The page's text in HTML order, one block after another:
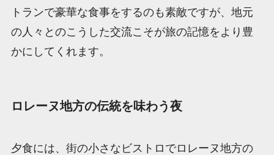
トランで豪華な食事をするのも素敵ですが、地元
の人々とのこうした交流こそが旅の記憶をより豊
かにしてくれます。
ロレーヌ地方の伝統を味わう夜
夕食には、街の小さなビストロでロレーヌ地方の